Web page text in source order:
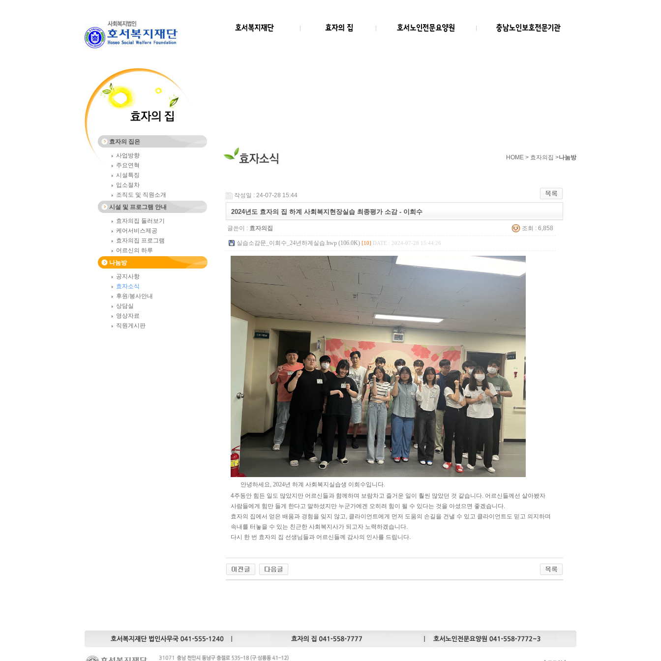
효자의 집은
사업방향
주요연혁
시설특징
입소절차
조직도 및 직원소개
시설 및 프로그램 안내
효자의집 둘러보기
케어서비스제공
효자의집 프로그램
어르신의 하루
나눔방
공지사항
효자소식
후원/봉사안내
상담실
영상자료
직원게시판
HOME > 효자의집 >나눔방
작성일 : 24-07-28 15:44
2024년도 효자의 집 하계 사회복지현장실습 최종평가 소감 - 이희수
글쓴이 : 효자의집 조회 : 6,858
실습소감문_이희수_24년하계실습.hwp (106.0K) [10] DATE : 2024-07-28 15:44:26
안녕하세요, 2024년 하계 사회복지실습생 이희수입니다.
4주동안 힘든 일도 많았지만 어르신들과 함께하며 보람차고 즐거운 일이 훨씬 많았던 것 같습니다. 어르신들께선 살아봤자
사람들에게 힘만 들게 한다고 말하셨지만 누군가에겐 오히려 힘이 될 수 있다는 것을 아셨으면 좋겠습니다.
효자의 집에서 얻은 배움과 경험을 잊지 않고, 클라이언트에게 먼저 도움의 손길을 건낼 수 있고 클라이언트도 믿고 의지하며
속내를 터놓을 수 있는 친근한 사회복지사가 되고자 노력하겠습니다.
다시 한 번 효자의 집 선생님들과 어르신들께 감사의 인사를 드립니다.